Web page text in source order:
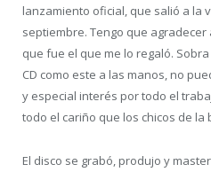
lanzamiento oficial, que salió a la
septiembre. Tengo que
que fue el que me lo regaló.
CD como este a las manos, no
y especial interés por todo el
todo el cariño que los chicos de la
El disco se grabó, produjo y